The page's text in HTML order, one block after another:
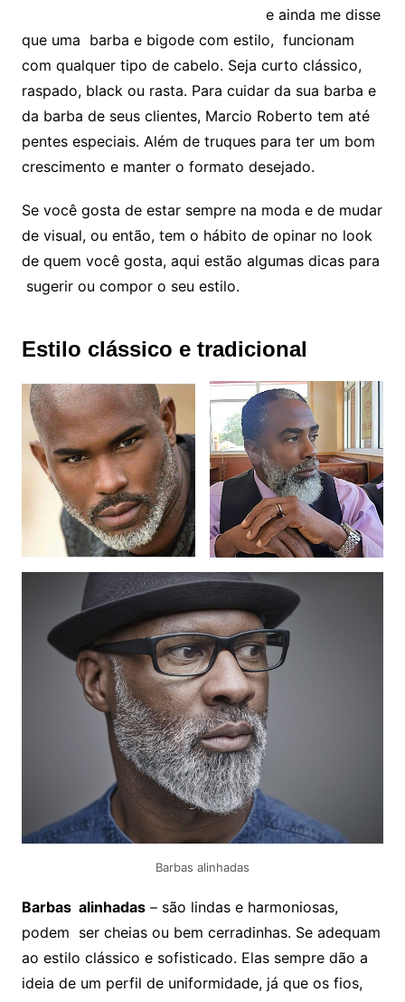
e ainda me disse
que uma barba e bigode com estilo, funcionam
com qualquer tipo de cabelo. Seja curto clássico,
raspado, black ou rasta. Para cuidar da sua barba e
da barba de seus clientes, Marcio Roberto tem até
pentes especiais. Além de truques para ter um bom
crescimento e manter o formato desejado.
Se você gosta de estar sempre na moda e de mudar
de visual, ou então, tem o hábito de opinar no look
de quem você gosta, aqui estão algumas dicas para
sugerir ou compor o seu estilo.
Estilo clássico e tradicional
Barbas alinhadas
Barbas alinhadas– são lindas e harmoniosas,
podem ser cheias ou bem cerradinhas. Se adequam
ao estilo clássico e sofisticado. Elas sempre dão a
ideia de um perfil de uniformidade, já que os fios,